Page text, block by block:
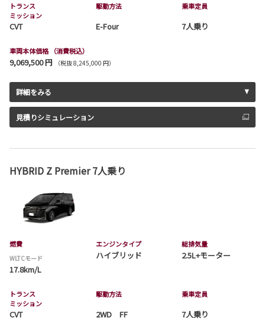
トランス
ミッション
CVT
駆動方法
E-Four
乗車定員
7人乗り
車両本体価格 （消費税込）
9,069,500 円 （税抜 8,245,000 円）
詳細をみる
見積りシミュレーション
HYBRID Z Premier 7人乗り
燃費
WLTCモード
17.8km/L
エンジンタイプ
ハイブリッド
総排気量
2.5L+モーター
トランス
ミッション
CVT
駆動方法
2WD FF
乗車定員
7人乗り